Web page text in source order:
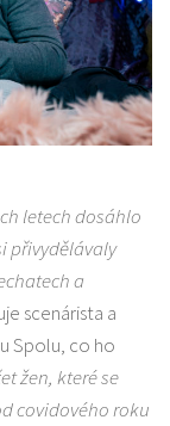
letech dosáhlo
přivydělávaly
a
scenárista a
Spolu, co ho
žen, které se
covidového roku